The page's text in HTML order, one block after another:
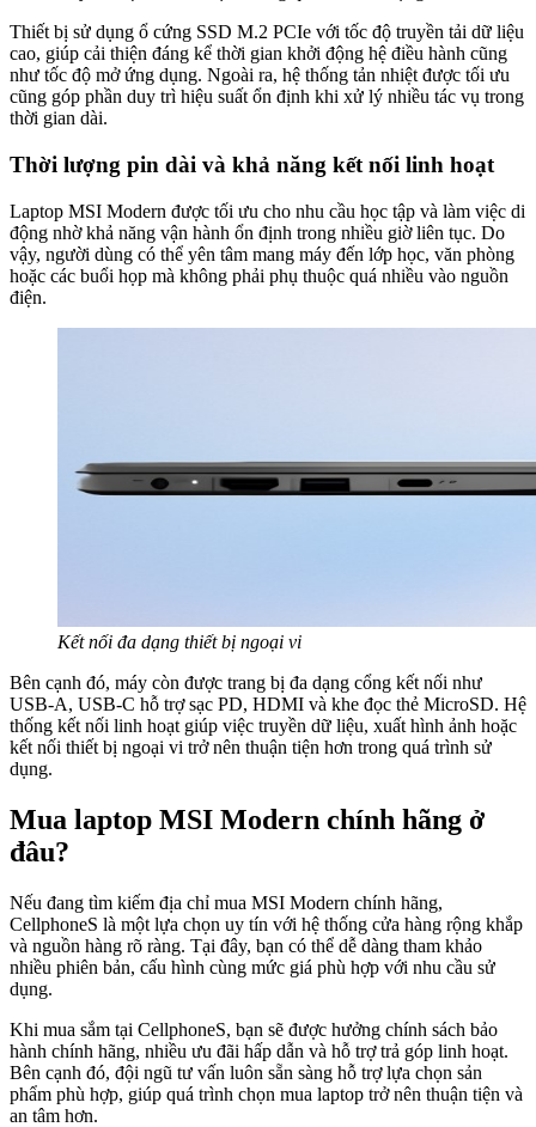
Thiết bị sử dụng ổ cứng SSD M.2 PCIe với tốc độ truyền tải dữ liệu
cao, giúp cải thiện đáng kể thời gian khởi động hệ điều hành cũng
như tốc độ mở ứng dụng. Ngoài ra, hệ thống tản nhiệt được tối ưu
cũng góp phần duy trì hiệu suất ổn định khi xử lý nhiều tác vụ trong
thời gian dài.
Thời lượng pin dài và khả năng kết nối linh hoạt
Laptop MSI Modern được tối ưu cho nhu cầu học tập và làm việc di
động nhờ khả năng vận hành ổn định trong nhiều giờ liên tục. Do
vậy, người dùng có thể yên tâm mang máy đến lớp học, văn phòng
hoặc các buổi họp mà không phải phụ thuộc quá nhiều vào nguồn
điện.
Kết nối đa dạng thiết bị ngoại vi
Bên cạnh đó, máy còn được trang bị đa dạng cổng kết nối như
USB-A, USB-C hỗ trợ sạc PD, HDMI và khe đọc thẻ MicroSD. Hệ
thống kết nối linh hoạt giúp việc truyền dữ liệu, xuất hình ảnh hoặc
kết nối thiết bị ngoại vi trở nên thuận tiện hơn trong quá trình sử
dụng.
Mua laptop MSI Modern chính hãng ở
đâu?
Nếu đang tìm kiếm địa chỉ mua MSI Modern chính hãng,
CellphoneS là một lựa chọn uy tín với hệ thống cửa hàng rộng khắp
và nguồn hàng rõ ràng. Tại đây, bạn có thể dễ dàng tham khảo
nhiều phiên bản, cấu hình cùng mức giá phù hợp với nhu cầu sử
dụng.
Khi mua sắm tại CellphoneS, bạn sẽ được hưởng chính sách bảo
hành chính hãng, nhiều ưu đãi hấp dẫn và hỗ trợ trả góp linh hoạt.
Bên cạnh đó, đội ngũ tư vấn luôn sẵn sàng hỗ trợ lựa chọn sản
phẩm phù hợp, giúp quá trình chọn mua laptop trở nên thuận tiện và
an tâm hơn.